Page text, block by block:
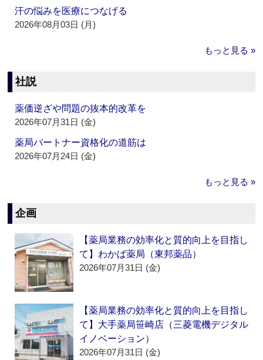
汗の悩みを医療につなげる
2026年08月03日 (月)
もっと見る »
社説
薬価逆ざや問題の抜本的改革を
2026年07月31日 (金)
薬局パートナー資格化の道筋は
2026年07月24日 (金)
もっと見る »
企画
【薬局業務の効率化と質的向上を目指し
て】わかば薬局（東邦薬品）
2026年07月31日 (金)
【薬局業務の効率化と質的向上を目指し
て】大手薬局笹崎店（三菱電機デジタル
イノベーション）
2026年07月31日 (金)